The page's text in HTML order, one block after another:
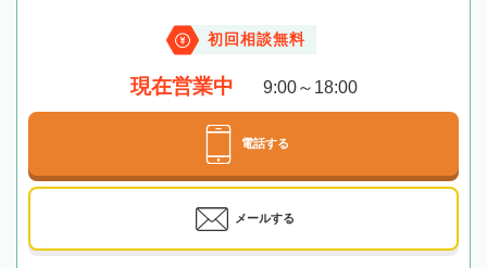
初回相談無料
現在営業中 9:00～18:00
電話する
メールする